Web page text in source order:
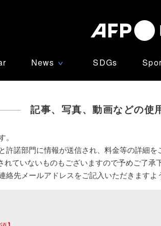
News ∨ SDGs
記事、写真、動画などの使
。
許諾部門に情報が送信され、料金等の詳細を
ていないものもございますので予めご了承
絡先メールアドレスをご記入いただきますよ